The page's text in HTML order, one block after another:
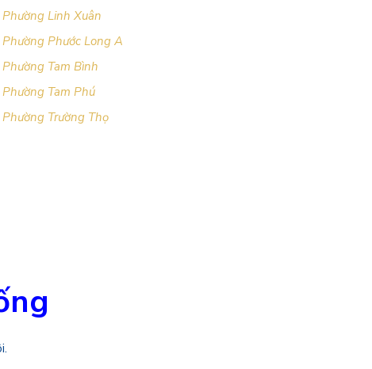
Linh Xuân
Phước Long A
Tam Bình
Tam Phú
Trường Thọ